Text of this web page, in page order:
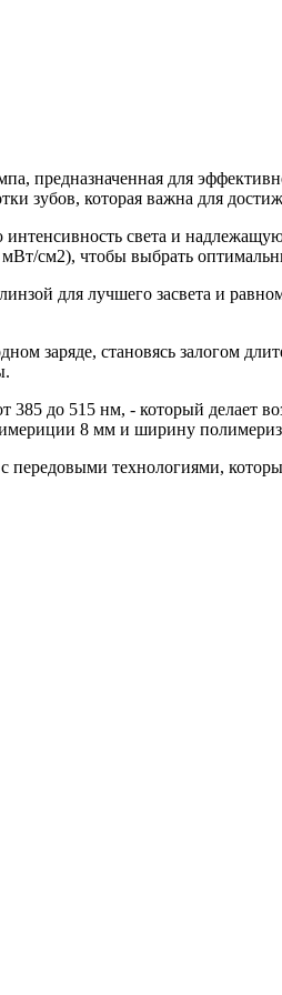
предназначенная для
зубов, которая важна для
света и
см2), чтобы выбрать
для лучшего засвета и
заряде, становясь залогом
до 515 нм, - который делает
8 мм и ширину
технологиями,